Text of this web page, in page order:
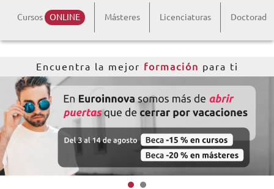
ESTUDIOS
CONOCE EUROINNOVA
BECAS Y FINANCIACIÓN
RECURSOS EDUCATIVOS
900 831 200
TRABAJA CON NOSOTROS
Cursos ONLINE Másteres Licenciaturas
Encuentra la mejor formación para ti